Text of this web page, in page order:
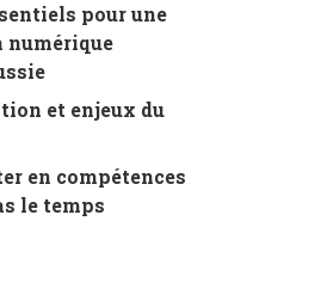
pour une
et enjeux du
en compétences
le temps